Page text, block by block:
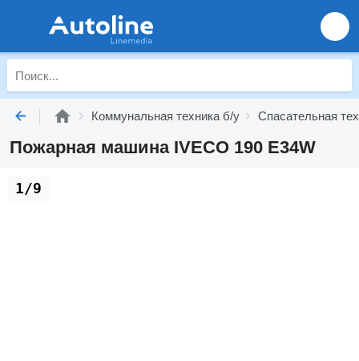
Коммунальная техника б/у Спасательная
Пожарная машина IVECO 190 E34W
1/9